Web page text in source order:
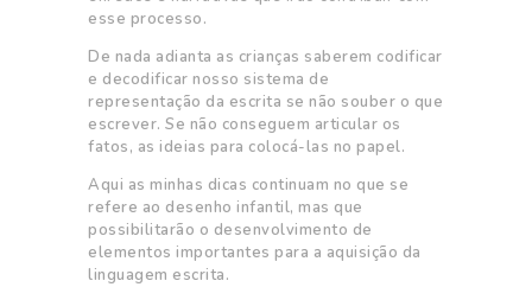
esse processo.
De nada adianta as crianças saberem codificar
e decodificar nosso sistema de
representação da escrita se não souber o que
escrever. Se não conseguem articular os
fatos, as ideias para colocá-las no papel.
Aqui as minhas dicas continuam no que se
refere ao desenho infantil, mas que
possibilitarão o desenvolvimento de
elementos importantes para a aquisição da
linguagem escrita.